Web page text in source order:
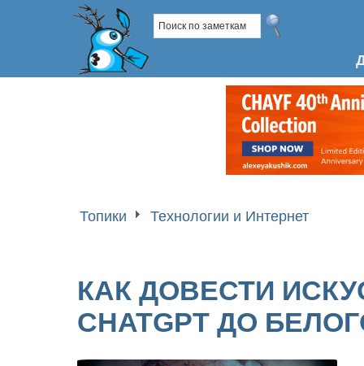
Топики Технологии и Интернет
КАК ДОВЕСТИ
CHATGPT ДО